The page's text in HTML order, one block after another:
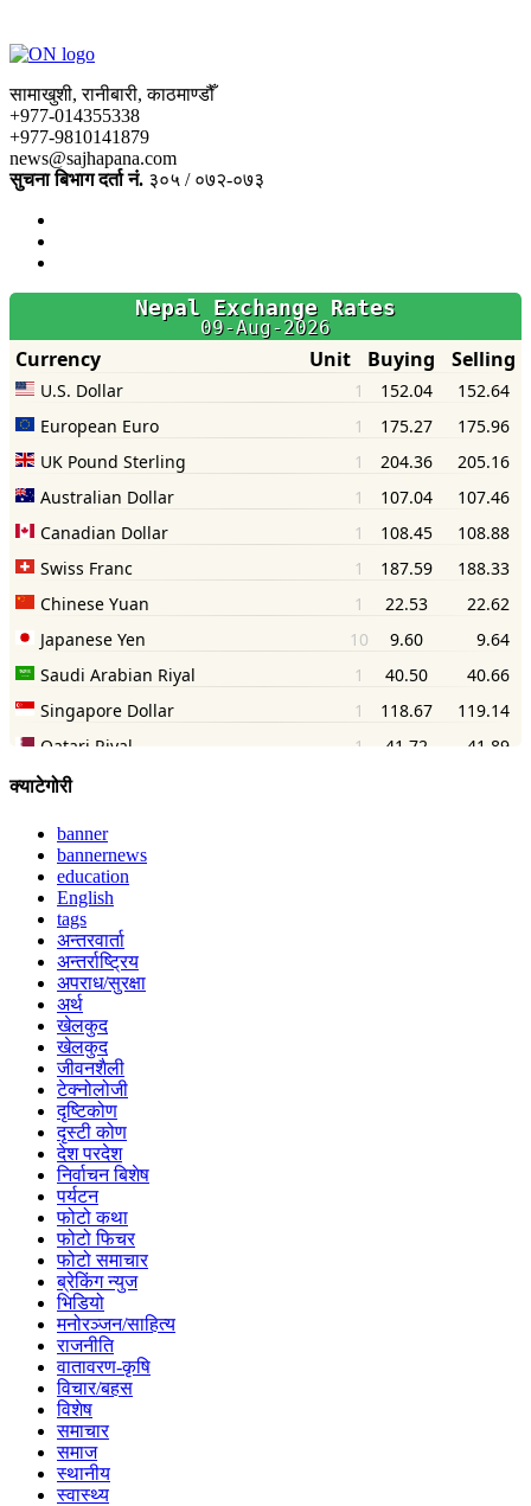
सामाखुशी, रानीबारी, काठमाण्डौँ
+977-014355338
+977-9810141879
news@sajhapana.com
सुचना बिभाग दर्ता नं. ३०५ / ०७२-०७३
क्याटेगोरी
banner
bannernews
education
English
tags
अन्तरवार्ता
अन्तर्राष्ट्रिय
अपराध/सुरक्षा
अर्थ
खेलकुद
खेलकुद
जीवनशैली
टेक्नोलोजी
दृष्टिकोण
दृस्टी कोण
देश परदेश
निर्वाचन बिशेष
पर्यटन
फोटो कथा
फोटो फिचर
फोटो समाचार
ब्रेकिंग न्युज
भिडियो
मनोरञ्जन/साहित्य
राजनीति
वातावरण-कृषि
विचार/बहस
विशेष
समाचार
समाज
स्थानीय
स्वास्थ्य